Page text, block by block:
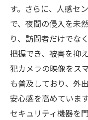
す。さらに、人感セ
で、夜間の侵入を未
り、訪問者だけでな
把握でき、被害を抑
犯カメラの映像をス
も普及しており、外
安心感を高めていま
セキュリティ機器を